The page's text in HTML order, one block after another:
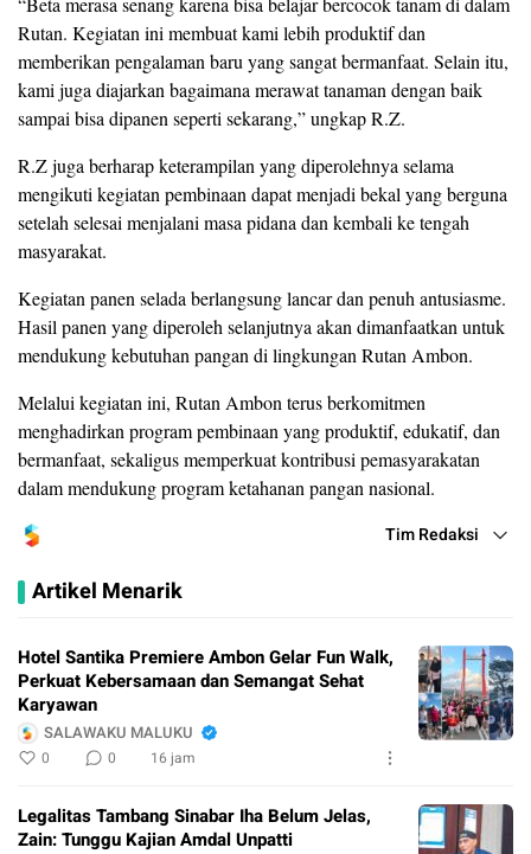
Rutan. Kegiatan ini membuat kami lebih produktif dan
memberikan pengalaman baru yang sangat bermanfaat. Selain itu,
kami juga diajarkan bagaimana merawat tanaman dengan baik
sampai bisa dipanen seperti sekarang,” ungkap R.Z.
R.Z juga berharap keterampilan yang diperolehnya selama
mengikuti kegiatan pembinaan dapat menjadi bekal yang berguna
setelah selesai menjalani masa pidana dan kembali ke tengah
masyarakat.
Kegiatan panen selada berlangsung lancar dan penuh antusiasme.
Hasil panen yang diperoleh selanjutnya akan dimanfaatkan untuk
mendukung kebutuhan pangan di lingkungan Rutan Ambon.
Melalui kegiatan ini, Rutan Ambon terus berkomitmen
menghadirkan program pembinaan yang produktif, edukatif, dan
bermanfaat, sekaligus memperkuat kontribusi pemasyarakatan
dalam mendukung program ketahanan pangan nasional.
Tim Redaksi
Artikel Menarik
Hotel Santika Premiere Ambon Gelar Fun Walk,
Perkuat Kebersamaan dan Semangat Sehat
Karyawan
SALAWAKU MALUKU
0 0 16 jam
Legalitas Tambang Sinabar Iha Belum Jelas,
Zain: Tunggu Kajian Amdal Unpatti